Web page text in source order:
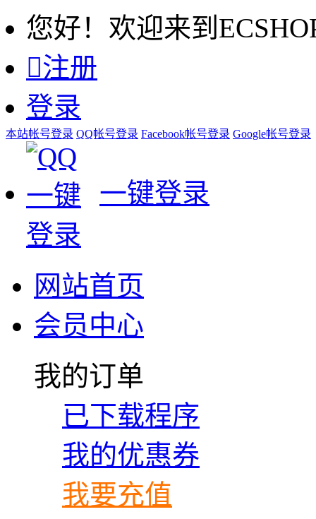
您好！欢迎来到
注册
登录
本站帐号登录 QQ帐号登录 Facebook帐号登录 Google帐号登录
一键登录
网站首页
会员中心
我的订单
已下载程序
我的优惠券
我要充值